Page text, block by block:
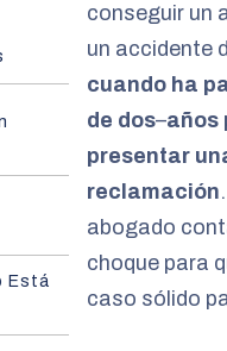
Está
conseguir un
un accidente
cuando ha
de dos–años
presentar
reclamación
abogado
choque para
caso sólido